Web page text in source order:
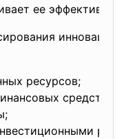
ее
ресурсов;
средств и